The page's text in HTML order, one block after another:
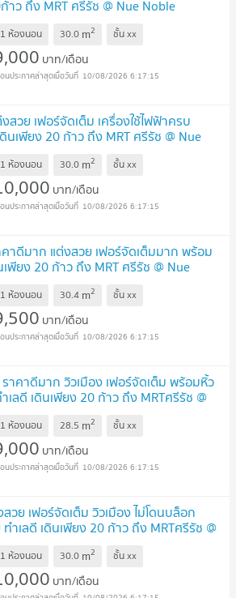
ว ถึง MRT ศรีรัช @ Nue Noble
1 ห้องนอน 30.0 m2 ชั้นxx
บาท/เดือน
10/08/2026 6:17:15
วย เฟอร์จัดเต็ม เครื่องใช้ไฟฟ้าครบ
เพียง 20 ก้าว ถึง MRT ศรีรัช @ Nue
1 ห้องนอน 30.0 m2 ชั้นxx
บาท/เดือน
10/08/2026 6:17:15
าดีมาก แต่งสวย เฟอร์จัดเต็มมาก พร้อม
พียง 20 ก้าว ถึง MRT ศรีรัช @ Nue
1 ห้องนอน 30.4 m2 ชั้นxx
บาท/เดือน
10/08/2026 6:17:15
าคาดีมาก วิวเมือง เฟอร์จัดเต็ม พร้อมหิ้ว
เลดี เดินเพียง 20 ก้าว ถึง MRTศรีรัช @
1 ห้องนอน 28.5 m2 ชั้นxx
บาท/เดือน
10/08/2026 6:17:15
ย เฟอร์จัดเต็ม วิวเมือง ไม่โดนบล็อก
ำเลดี เดินเพียง 20 ก้าว ถึง MRTศรีรัช @
1 ห้องนอน 30.0 m2 ชั้นxx
บาท/เดือน